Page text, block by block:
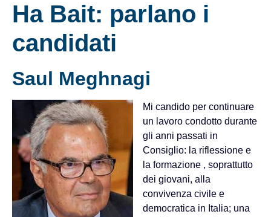
Ha Bait: parlano i
candidati
Saul Meghnagi
Mi candido per continuare
un lavoro condotto durante
gli anni passati in
Consiglio: la riflessione e
la formazione , soprattutto
dei giovani, alla
convivenza civile e
democratica in Italia; una